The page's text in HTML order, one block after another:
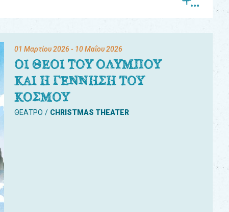
01 Μαρτίου 2026 - 10 Μαΐου 2026
ΟΙ ΘΕΟΙ ΤΟΥ ΟΛΥΜΠΟΥ
ΚΑΙ Η ΓΕΝΝΗΣΗ ΤΟΥ
ΚΟΣΜΟΥ
ΘΕΑΤΡΟ CHRISTMAS THEATER